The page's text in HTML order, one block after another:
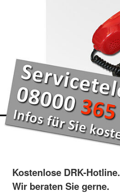
Kostenlose DRK-Hotline.
Wir beraten Sie gerne.